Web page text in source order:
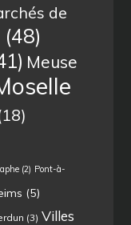
de
(48)
Meuse
(2) Pont-à-
(5)
(3) Villes